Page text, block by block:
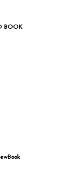
BOOK